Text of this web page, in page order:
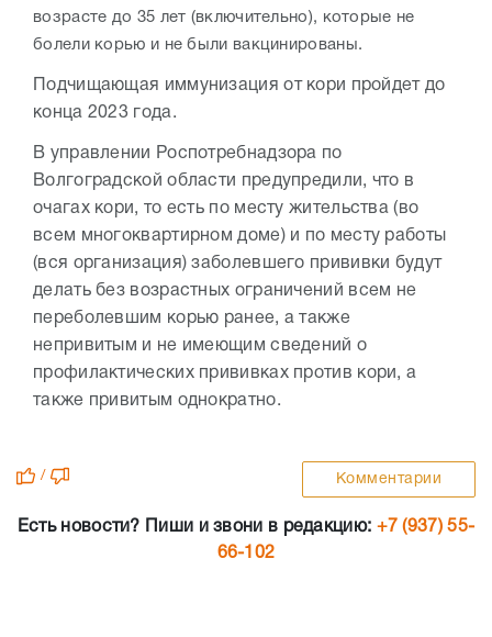
возрасте до 35 лет (включительно), которые не
болели корью и не были вакцинированы.
Подчищающая иммунизация от кори пройдет до
конца 2023 года.
В управлении Роспотребнадзора по
Волгоградской области предупредили, что в
очагах кори, то есть по месту жительства (во
всем многоквартирном доме) и по месту работы
(вся организация) заболевшего прививки будут
делать без возрастных ограничений всем не
переболевшим корью ранее, а также
непривитым и не имеющим сведений о
профилактических прививках против кори, а
также привитым однократно.
/ Комментарии
Есть новости? Пиши и звони в редакцию: +7 (937) 55-
66-102